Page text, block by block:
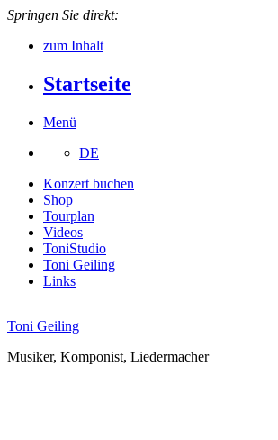
Springen Sie direkt:
zum Inhalt
Startseite
Menü
DE
Konzert buchen
Shop
Tourplan
Videos
ToniStudio
Toni Geiling
Links
Toni Geiling
Musiker, Komponist, Liedermacher